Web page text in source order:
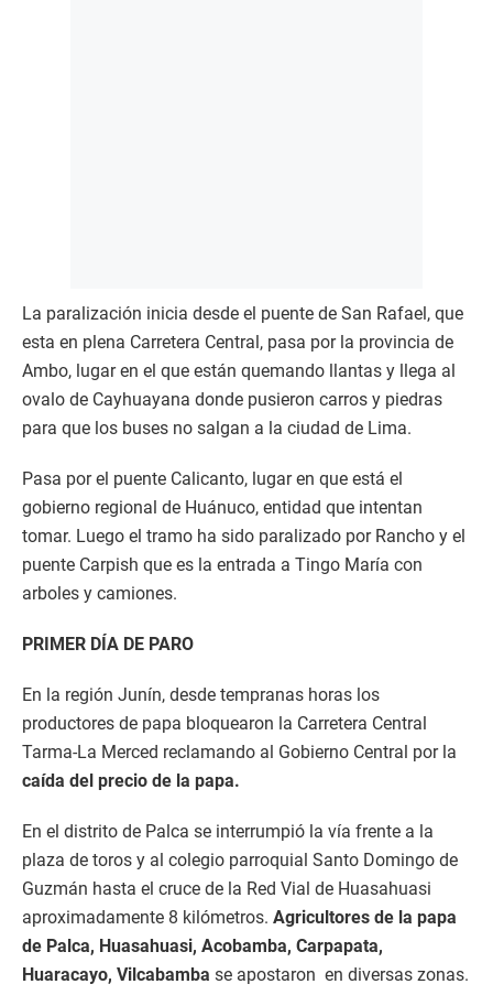
La paralización inicia desde el puente de San Rafael, que
esta en plena Carretera Central, pasa por la provincia de
Ambo, lugar en el que están quemando llantas y llega al
ovalo de Cayhuayana donde pusieron carros y piedras
para que los buses no salgan a la ciudad de Lima.
Pasa por el puente Calicanto, lugar en que está el
gobierno regional de Huánuco, entidad que intentan
tomar. Luego el tramo ha sido paralizado por Rancho y el
puente Carpish que es la entrada a Tingo María con
arboles y camiones.
PRIMER DÍA DE PARO
En la región Junín, desde tempranas horas los
productores de papa bloquearon la Carretera Central
Tarma-La Merced reclamando al Gobierno Central por la
caída del precio de la papa.
En el distrito de Palca se interrumpió la vía frente a la
plaza de toros y al colegio parroquial Santo Domingo de
Guzmán hasta el cruce de la Red Vial de Huasahuasi
aproximadamente 8 kilómetros. Agricultores de la papa
de Palca, Huasahuasi, Acobamba, Carpapata,
Huaracayo, Vilcabamba se apostaron en diversas zonas.